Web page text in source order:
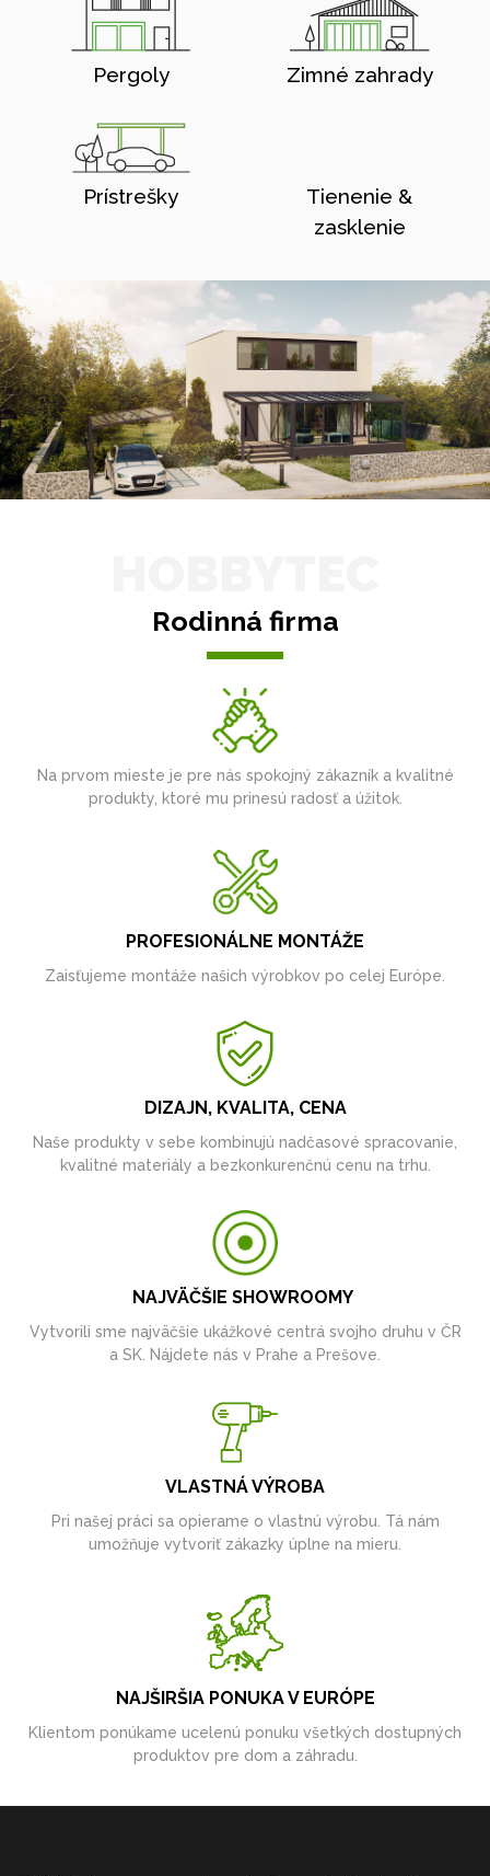
Pergoly Zimné zahrady
Prístrešky
Tienenie &
zasklenie
Rodinná firma
Na prvom mieste je pre nás spokojný zákazník a kvalitné
produkty, ktoré mu prinesú radosť a úžitok.
PROFESIONÁLNE MONTÁŽE
Zaisťujeme montáže našich výrobkov po celej Európe.
DIZAJN, KVALITA, CENA
Naše produkty v sebe kombinujú nadčasové spracovanie,
kvalitné materiály a bezkonkurenčnú cenu na trhu.
NAJVÄČŠIE SHOWROOMY
Vytvorili sme najväčšie ukážkové centrá svojho druhu v ČR
a SK. Nájdete nás v Prahe a Prešove.
VLASTNÁ VÝROBA
Pri našej práci sa opierame o vlastnú výrobu. Tá nám
umožňuje vytvoriť zákazky úplne na mieru.
NAJŠIRŠIA PONUKA V EURÓPE
Klientom ponúkame ucelenú ponuku všetkých dostupných
produktov pre dom a záhradu.